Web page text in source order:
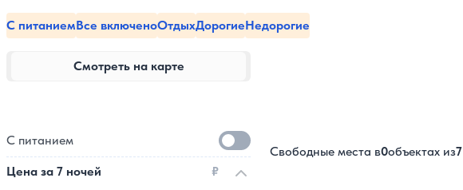
С питаниемВсе включеноОтдыхДорогиеНедорогие
Смотреть на карте
Свободные места в0объектах из7
С питанием
Цена за 7 ночей ₽